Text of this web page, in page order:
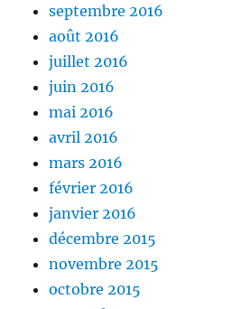
septembre 2016
août 2016
juillet 2016
juin 2016
mai 2016
avril 2016
mars 2016
février 2016
janvier 2016
décembre 2015
novembre 2015
octobre 2015